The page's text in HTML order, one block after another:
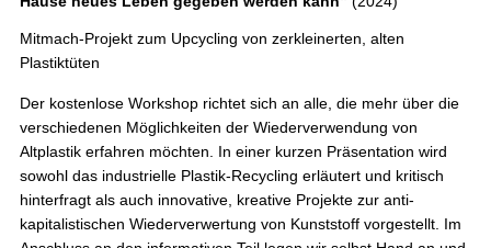
verschiedenen Möglichkeiten der Wiederverwendung von
Altplastik erfahren möchten. In einer kurzen Präsentation wird
sowohl das industrielle Plastik-Recycling erläutert und kritisch
hinterfragt als auch innovative, kreative Projekte zur anti-
kapitalistischen Wiederverwertung von Kunststoff vorgestellt. Im
Anschluss an den informativen Teil legen wir selbst Hand an und